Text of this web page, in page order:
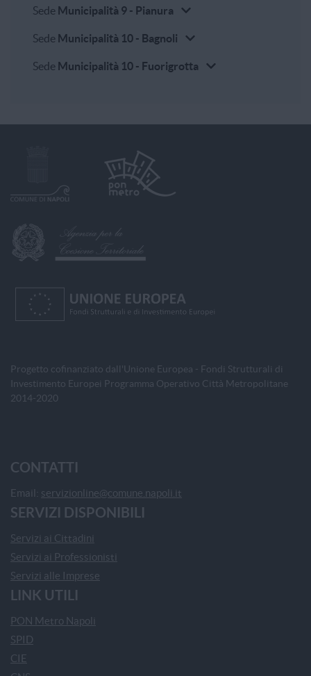
Sede Municipalità 9 - Pianura
Sede Municipalità 10 - Bagnoli
Sede Municipalità 10 - Fuorigrotta
Progetto cofinanziato dall'Unione Europea - Fondi Strutturali di
Investimento Europei Programma Operativo Città Metropolitane
2014-2020
CONTATTI
Email: servizionline@comune.napoli.it
SERVIZI DISPONIBILI
Servizi ai Cittadini
Servizi ai Professionisti
Servizi alle Imprese
LINK UTILI
PON Metro Napoli
SPID
CIE